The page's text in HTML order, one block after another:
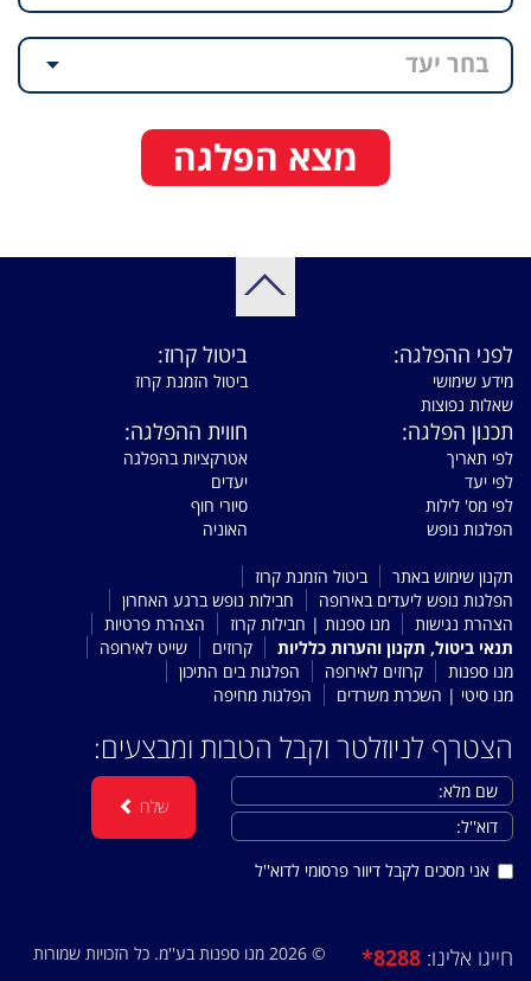
בחר יעד
מצא הפלגה
לפני ההפלגה:
מידע שימושי
שאלות נפוצות
ביטול קרוז:
ביטול הזמנת קרוז
תכנון הפלגה:
לפי תאריך
לפי יעד
לפי מס' לילות
הפלגות נופש
חווית ההפלגה:
אטרקציות בהפלגה
יעדים
סיורי חוף
האוניה
תקנון שימוש באתר
ביטול הזמנת קרוז
הפלגות נופש ליעדים באירופה
חבילות נופש ברגע האחרון
הצהרת נגישות
מנו ספנות | חבילות קרוז
הצהרת פרטיות
תנאי ביטול, תקנון והערות כלליות
קרוזים
שייט לאירופה
מנו ספנות
קרוזים לאירופה
הפלגות בים התיכון
מנו סיטי | השכרת משרדים
הפלגות מחיפה
הצטרף לניוזלטר וקבל הטבות ומבצעים:
אני מסכים לקבל דיוור פרסומי לדוא''ל
שלח
חייגו אלינו: *8288 © 2026 מנו ספנות בע''מ. כל הזכויות שמורות